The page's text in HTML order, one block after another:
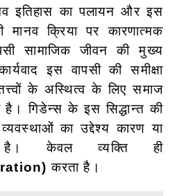
इतिहास का पलायन और इस
मानव क्रिया पर कारणात्मक
सामाजिक जीवन की मुख्य
इस वापसी की समीक्षा
के अस्थित्व के लिए समाज
गिडेन्स के इस सिद्धान्त की
व्यवस्थाओं का उद्देश्य कारण या
है। केवल व्यक्ति ही
करता है।